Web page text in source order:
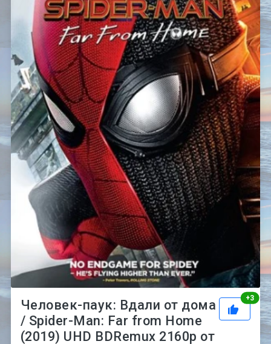
+3
Человек-паук: Вдали от дома
/ Spider-Man: Far from Home
(2019) UHD BDRemux 2160p от